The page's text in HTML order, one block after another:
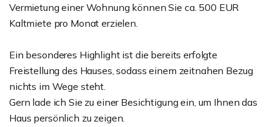
Vermietung einer Wohnung können Sie ca. 500 EUR
Kaltmiete pro Monat erzielen.
Ein besonderes Highlight ist die bereits erfolgte
Freistellung des Hauses, sodass einem zeitnahen Bezug
nichts im Wege steht.
Gern lade ich Sie zu einer Besichtigung ein, um Ihnen das
Haus persönlich zu zeigen.